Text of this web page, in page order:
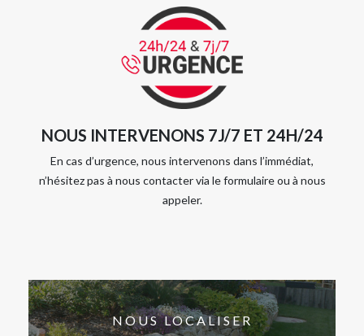
NOUS INTERVENONS 7J/7 ET 24H/24
En cas d’urgence, nous intervenons dans l’immédiat,
n’hésitez pas à nous contacter via le formulaire ou à nous
appeler.
NOUS LOCALISER